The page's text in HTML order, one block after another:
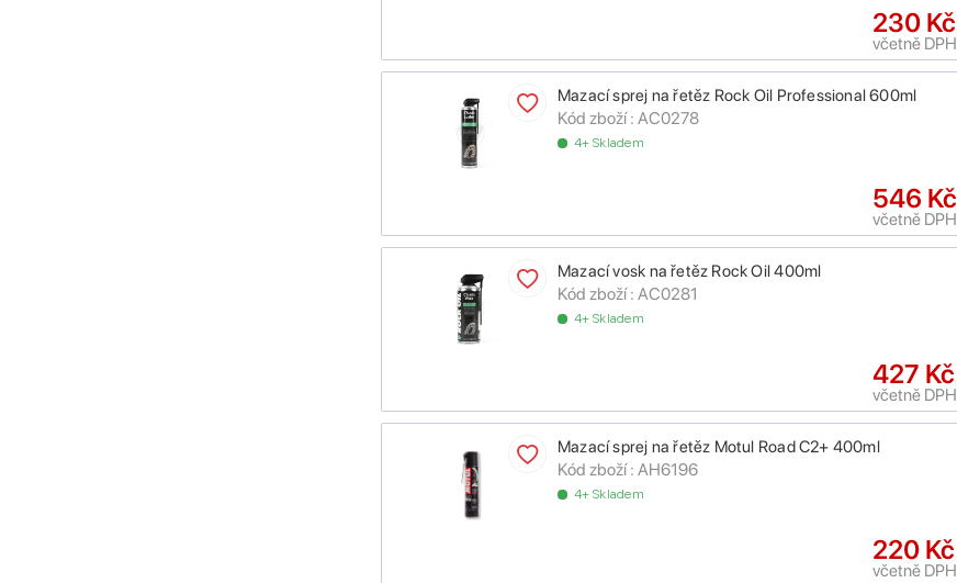
230 Kč
včetně DPH
Mazací sprej na řetěz Rock Oil Professional 600ml
Kód zboží : AC0278
4+ Skladem
546 Kč
včetně DPH
Mazací vosk na řetěz Rock Oil 400ml
Kód zboží : AC0281
4+ Skladem
427 Kč
včetně DPH
Mazací sprej na řetěz Motul Road C2+ 400ml
Kód zboží : AH6196
4+ Skladem
220 Kč
včetně DPH